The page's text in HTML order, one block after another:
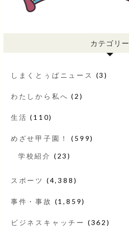
カテゴリー
しまくとぅばニュース (3)
わたしから私へ (2)
生活 (110)
めざせ甲子園！ (599)
学校紹介 (23)
スポーツ (4,388)
事件・事故 (1,859)
ビジネスキャッチー (362)